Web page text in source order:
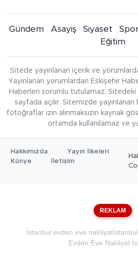
Gündem Asayiş Siyaset
Eğitim
Sitede yayınlanan içerik ve
Yayınlanan yorumlardan Eskişehir
Haberleri sorumlu tutulamaz. Sitedeki
sayfada açılır. Sitemizde yayınlanan
fotoğraflar izin alınmaksızın kaynak
ortamda kullanılamaz ve
Hakkımızda
Yayın İlkeleri
Künye
İletişim
REKLAM
İstanbul evden eve nakliyat
Evden Eve Nakliyat